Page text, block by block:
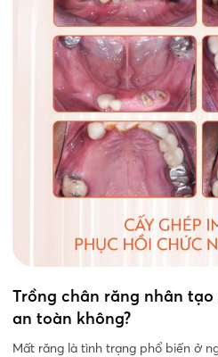
Trồng chân răng nhân
an toàn không?
Mất răng là tình trạng phổ biến ở